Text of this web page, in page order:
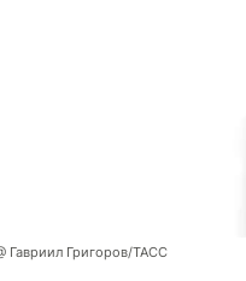
Гавриил Григоров/ТАСС